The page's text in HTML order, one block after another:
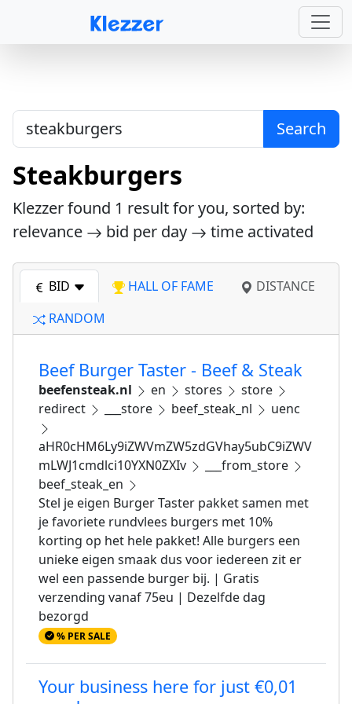
Search
Steakburgers
Klezzer found 1 result for you, sorted by:
relevance
bid per day time activated
BID HALL OF FAME
DISTANCE
RANDOM
Beef Burger Taster - Beef & Steak
beefensteak.nl en stores
store
redirect
___store beef_steak_nl uenc
aHR0cHM6Ly9iZWVmZW5zdGVhay5ubC9iZWV
mLWJ1cmdlci10YXN0ZXIv
___from_store
beef_steak_en
Stel je eigen Burger Taster pakket samen met
je favoriete rundvlees burgers met 10%
korting op het hele pakket! Alle burgers een
unieke eigen smaak dus voor iedereen zit er
wel een passende burger bij. | Gratis
verzending vanaf 75eu | Dezelfde dag
bezorgd
% PER SALE
Your business here for just €0,01